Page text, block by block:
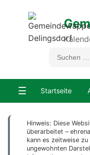
☰ Startseite
Hinweis: Diese
überarbeitet –
kann es zeitweise
ungewohnten